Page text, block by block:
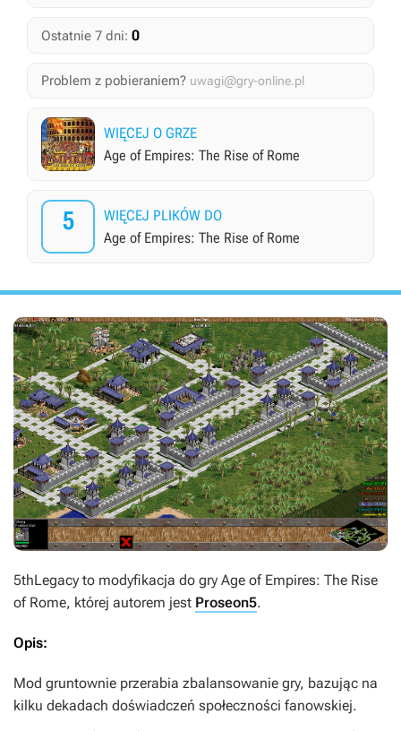
Ostatnie 7 dni: 0
Problem z pobieraniem? uwagi@gry-online.pl
WIĘCEJ O GRZE
Age of Empires: The Rise of Rome
5
WIĘCEJ PLIKÓW DO
Age of Empires: The Rise of Rome
5thLegacy to modyfikacja do gry Age of Empires: The Rise
of Rome, której autorem jest Proseon5.
Opis:
Mod gruntownie przerabia zbalansowanie gry, bazując na
kilku dekadach doświadczeń społeczności fanowskiej.